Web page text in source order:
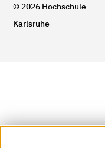
© 2026 Hochschule
Karlsruhe